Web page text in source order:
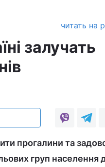
читать на
залучать
прогалини та
груп населення